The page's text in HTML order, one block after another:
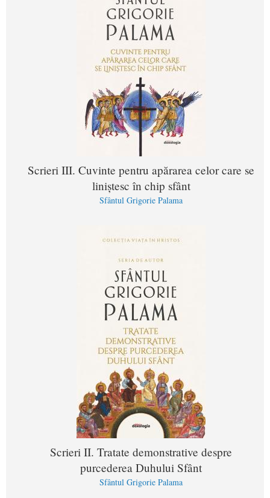
Scrieri III. Cuvinte pentru apărarea celor care se
liniștesc în chip sfânt
Sfântul Grigorie Palama
Scrieri II. Tratate demonstrative despre
purcederea Duhului Sfânt
Sfântul Grigorie Palama